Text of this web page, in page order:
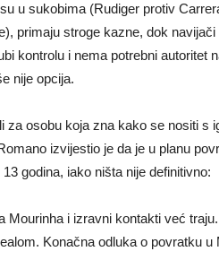
u sukobima (Rudiger protiv
primaju stroge kazne, dok
kontrolu i nema potrebni autoritet
nije opcija.
za osobu koja zna kako se nositi s
izvijestio je da je u planu
godina, iako ništa nije definitivno:
Mourinha i izravni kontakti već
Konačna odluka o povratku u